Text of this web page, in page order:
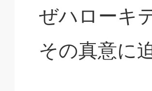
ぜハローキ
その真意に